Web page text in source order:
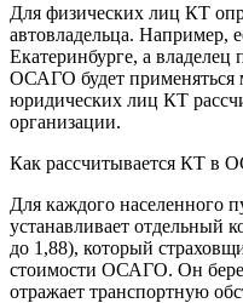
Для физических лиц КТ
автовладельца. Например,
Екатеринбурге, а
ОСАГО будет применяться
юридических лиц КТ
организации.
Как рассчитывается КТ в
Для каждого населенного
устанавливает отдельный
до 1,88), который
стоимости ОСАГО. Он
отражает транспортную